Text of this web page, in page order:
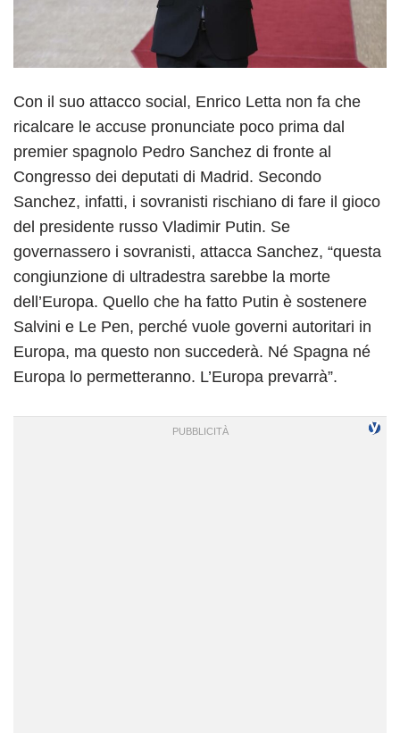
Con il suo attacco social, Enrico Letta non fa che
ricalcare le accuse pronunciate poco prima dal
premier spagnolo Pedro Sanchez di fronte al
Congresso dei deputati di Madrid. Secondo
Sanchez, infatti, i sovranisti rischiano di fare il gioco
del presidente russo Vladimir Putin. Se
governassero i sovranisti, attacca Sanchez, “questa
congiunzione di ultradestra sarebbe la morte
dell’Europa. Quello che ha fatto Putin è sostenere
Salvini e Le Pen, perché vuole governi autoritari in
Europa, ma questo non succederà. Né Spagna né
Europa lo permetteranno. L’Europa prevarrà”.